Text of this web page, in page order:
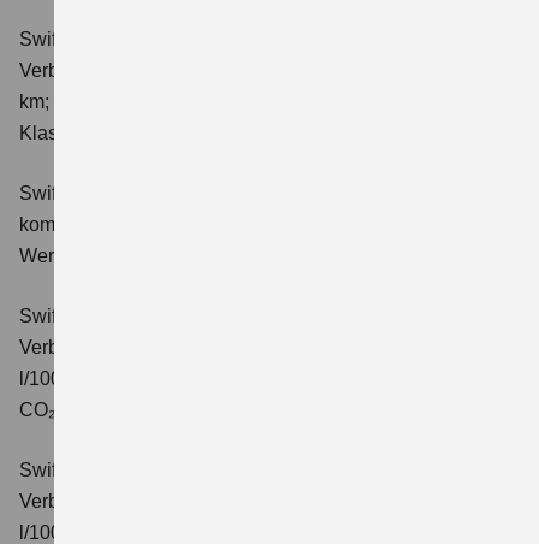
Swift 1.2 DUALJET HYBRID ALLGRIP Club
Verbrauchswerte: kombinierter Energieverbrauch 4,9 l/100
km; kombinierter Wert der CO₂-Emission: 111 g/km; CO₂-
Klasse: C.
Swift 1.2 DUALJET HYBRID Comfort
kombinierter Energieverbrauch 4,4 l/100km; kombinierter
Wert der CO₂-Emission: 99 g/km; CO₂-Klasse: C.
Swift 1.2 DUALJET HYBRID CVT Comfort
Verbrauchswerte: kombinierter Energieverbrauch 4,7
l/100km; kombinierter Wert der CO₂-Emission: 106 g/km;
CO₂-Klasse: C.
Swift 1.2 DUALJET HYBRID ALLGRIP Comfort
Verbrauchswerte: kombinierter Energieverbrauch 4,9
l/100km; kombinierter Wert der CO₂-Emission: 110 g/km;